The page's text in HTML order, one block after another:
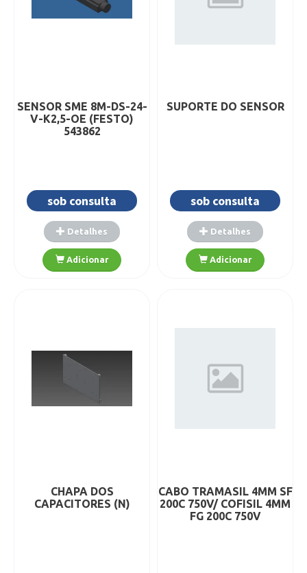
SENSOR SME 8M-DS-24-
V-K2,5-OE (FESTO)
543862
sob consulta
Adicionar
SUPORTE DO SENSOR
sob consulta
Adicionar
CHAPA DOS
CAPACITORES (N)
CABO TRAMASIL 4MM SF
200C 750V/ COFISIL 4MM
FG 200C 750V